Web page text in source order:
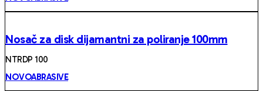
Nosač za disk dijamantni za poliranje 100mm
NTRDP 100
NOVOABRASIVE